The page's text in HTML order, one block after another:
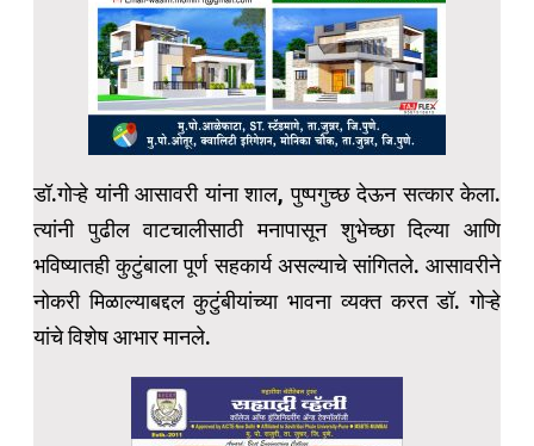
डॉ.गोऱ्हे यांनी आसावरी यांना शाल, पुष्पगुच्छ देऊन सत्कार केला.
त्यांनी पुढील वाटचालीसाठी मनापासून शुभेच्छा दिल्या आणि
भविष्यातही कुटुंबाला पूर्ण सहकार्य असल्याचे सांगितले. आसावरीने
नोकरी मिळाल्याबद्दल कुटुंबीयांच्या भावना व्यक्त करत डॉ. गोऱ्हे
यांचे विशेष आभार मानले.